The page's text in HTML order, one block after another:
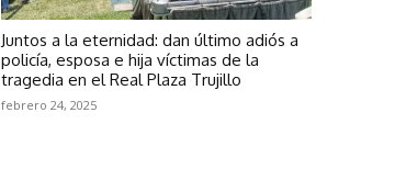
Juntos a la eternidad: dan último adiós a
policía, esposa e hija víctimas de la
tragedia en el Real Plaza Trujillo
febrero 24, 2025